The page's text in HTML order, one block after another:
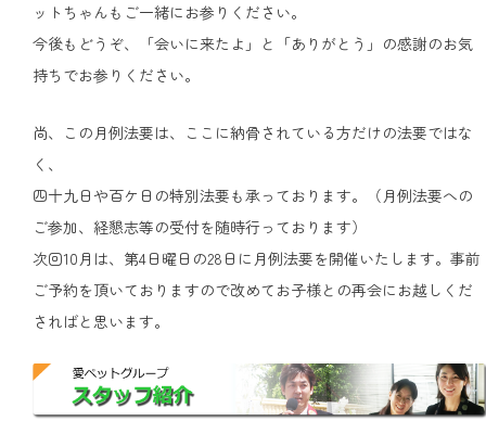
ットちゃんもご一緒にお参りください。
今後もどうぞ、「会いに来たよ」と「ありがとう」の感謝のお気
持ちでお参りください。
尚、この月例法要は、ここに納骨されている方だけの法要ではな
く、
四十九日や百ケ日の特別法要も承っております。（月例法要への
ご参加、経懇志等の受付を随時行っております）
次回10月は、第4日曜日の28日に月例法要を開催いたします。事前
ご予約を頂いておりますので改めてお子様との再会にお越しくだ
さればと思います。